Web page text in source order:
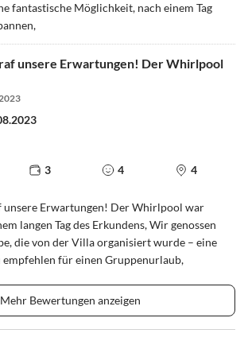
fantastische Möglichkeit, nach einem Tag
unsere Erwartungen! Der Whirlpool
3 4 4
unsere Erwartungen! Der Whirlpool war
langen Tag des Erkundens, Wir genossen
die von der Villa organisiert wurde – eine
empfehlen für einen Gruppenurlaub,
Mehr Bewertungen anzeigen